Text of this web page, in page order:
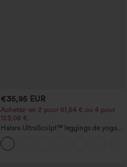
€35,95 EUR
Achetez-en 2 pour 61,54 € ou 4 pour
123,08 €.
Halara UltraSculpt™ leggings de yoga
taille haute, gainants avec contrôle du
ventre, coupe bootcut, à poches